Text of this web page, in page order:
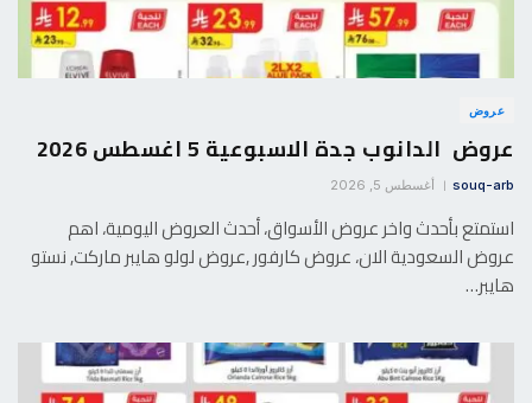
عروض
عروض الدانوب جدة الاسبوعية 5 اغسطس 2026
souq-arb أغسطس 5, 2026
استمتع بأحدث واخر عروض الأسواق، أحدث العروض اليومية، اهم
عروض السعودية الان، عروض كارفور ,عروض لولو هايبر ماركت, نستو
هايبر…